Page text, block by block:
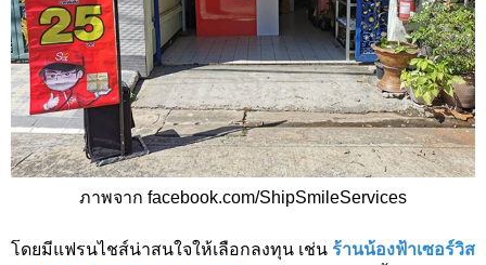
ภาพจาก facebook.com/ShipSmileServices
โดยมีแฟรนไชส์น่าสนใจให้เลือกลงทุน เช่น ร้านน้องฟ้าเซอร์วิส